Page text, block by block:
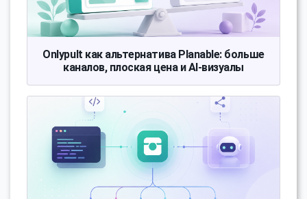
Onlypult как альтернатива Planable: больше
каналов, плоская цена и AI-визуалы